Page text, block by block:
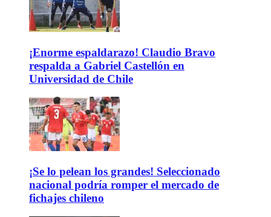
¡Enorme espaldarazo! Claudio Bravo
respalda a Gabriel Castellón en
Universidad de Chile
¡Se lo pelean los grandes! Seleccionado
nacional podría romper el mercado de
fichajes chileno